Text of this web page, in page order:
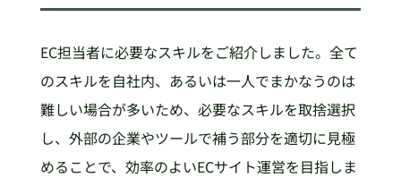
EC担当者に必要なスキルをご紹介しました。全て
のスキルを自社内、あるいは一人でまかなうのは
難しい場合が多いため、必要なスキルを取捨選択
し、外部の企業やツールで補う部分を適切に見極
めることで、効率のよいECサイト運営を目指しま